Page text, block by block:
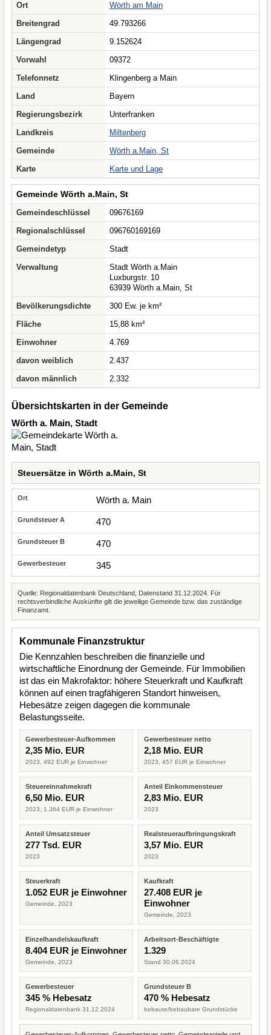
Ort
Wörth am Main
Breitengrad
49.793266
Längengrad
9.152624
Vorwahl
09372
Telefonnetz
Klingenberg a Main
Land
Bayern
Regierungsbezirk
Unterfranken
Landkreis
Miltenberg
Gemeinde
Wörth a.Main, St
Karte
Karte und Lage
Gemeinde Wörth a.Main, St
Gemeindeschlüssel
09676169
Regionalschlüssel
096760169169
Gemeindetyp
Stadt
Verwaltung
Stadt Wörth a.Main
Luxburgstr. 10
63939 Wörth a.Main, St
Bevölkerungsdichte
300 Ew. je km²
Fläche
15,88 km²
Einwohner
4.769
davon weiblich
2.437
davon männlich
2.332
Übersichtskarten in der Gemeinde
Wörth a. Main, Stadt
Steuersätze in Wörth a.Main, St
Wörth a. Main
470
470
345
Quelle: Regionaldatenbank Deutschland, Datenstand 31.12.2024. Für
rechtsverbindliche Auskünfte gilt die jeweilige Gemeinde bzw. das zuständige
Finanzamt.
Kommunale Finanzstruktur
Die Kennzahlen beschreiben die finanzielle und
wirtschaftliche Einordnung der Gemeinde. Für Immobilien
ist das ein Makrofaktor: höhere Steuerkraft und Kaufkraft
können auf einen tragfähigeren Standort hinweisen,
Hebesätze zeigen dagegen die kommunale
Belastungsseite.
Gewerbesteuer-Aufkommen
2,35 Mio. EUR
2023, 492 EUR je Einwohner
Gewerbesteuer netto
2,18 Mio. EUR
2023, 457 EUR je Einwohner
Steuereinnahmekraft
6,50 Mio. EUR
2023, 1.364 EUR je Einwohner
Anteil Einkommensteuer
2,83 Mio. EUR
2023
Anteil Umsatzsteuer
277 Tsd. EUR
2023
Realsteueraufbringungskraft
3,57 Mio. EUR
2023
Steuerkraft
1.052 EUR je Einwohner
Gemeinde, 2023
Kaufkraft
27.408 EUR je
Einwohner
Gemeinde, 2023
Einzelhandelskaufkraft
8.404 EUR je Einwohner
Gemeinde, 2023
Arbeitsort-Beschäftigte
1.329
Stand 30.06.2024
Gewerbesteuer
345 % Hebesatz
Regionaldatenbank 31.12.2024
Grundsteuer B
470 % Hebesatz
bebaute/bebaubare Grundstücke